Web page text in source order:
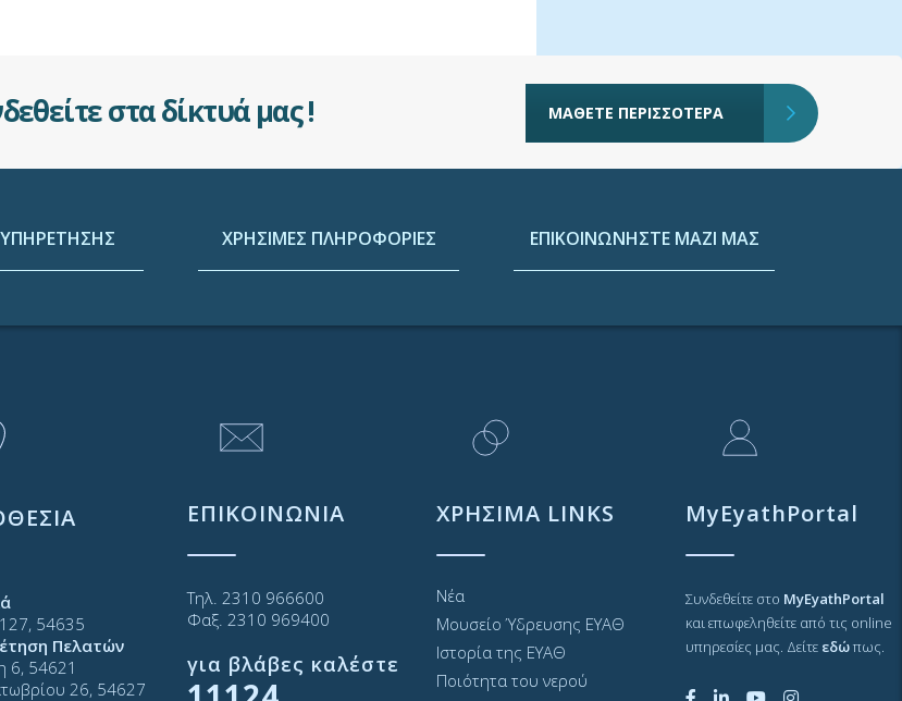
στα δίκτυά μας ! ΜΑΘΕΤΕ ΠΕΡΙΣΣΟΤΕΡΑ
ΧΡΗΣΙΜΕΣ ΠΛΗΡΟΦΟΡΙΕΣ ΕΠΙΚΟΙΝΩΝΗΣΤΕ ΜΑΖΙ ΜΑΣ
54635
Πελατών
6, 54621
26, 54627
ΕΠΙΚΟΙΝΩΝΙΑ
Τηλ. 2310 966600
Φαξ. 2310 969400
για βλάβες καλέστε
ΧΡΗΣΙΜΑ LINKS
Νέα
Μουσείο Ύδρευσης ΕΥΑΘ
Ιστορία της ΕΥΑΘ
Ποιότητα του νερού
MyEyathPortal
Συνδεθείτε στο MyEyathPortal
και επωφεληθείτε από τις online
υπηρεσίες μας. Δείτε εδώπως.